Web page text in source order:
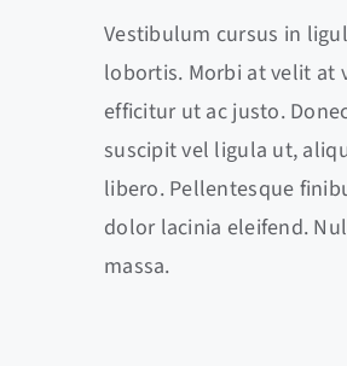
Vestibulum cursus in
lobortis. Morbi at velit at
efficitur ut ac justo.
suscipit vel ligula ut,
libero. Pellentesque
dolor lacinia eleifend.
massa.